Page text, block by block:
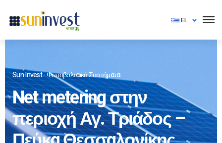
EL
Sun Invest - Φωτοβολταϊκά Συστήματα
Net metering στην
περιοχή Αγ. Τριάδος –